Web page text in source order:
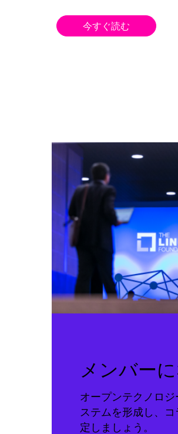
今すぐ読む
メンバー
オープンテクノロ
ステムを形成し、
定しましょう。